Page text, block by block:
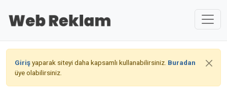
Girişyaparak siteyi daha kapsamlı kullanabilirsiniz. Buradan
üye olabilirsiniz.